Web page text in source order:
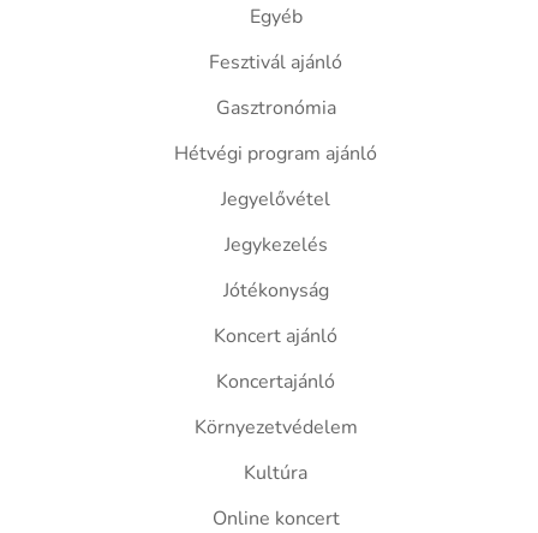
Egyéb
Fesztivál ajánló
Gasztronómia
Hétvégi program ajánló
Jegyelővétel
Jegykezelés
Jótékonyság
Koncert ajánló
Koncertajánló
Környezetvédelem
Kultúra
Online koncert